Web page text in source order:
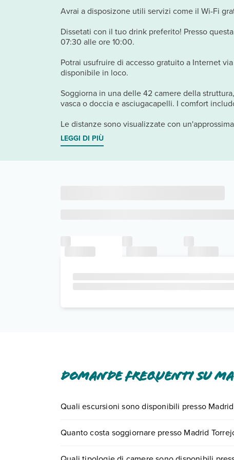
Avrai a disposizone utili servizi come il Wi-Fi
Dissetati con il tuo drink preferito! Presso
07:30 alle ore 10:00.
Potrai usufruire di accesso gratuito a Internet
disponibile in loco.
Soggiorna in una delle 42 camere della
vasca o doccia e asciugacapelli. I comfort
Le distanze sono visualizzate con
LEGGI DI PIÙ
Domande frequenti su
Quali escursioni sono disponibili presso Madrid
0721.17231 oprenotando un appuntamento .
Quanto costa soggiornare presso Madrid